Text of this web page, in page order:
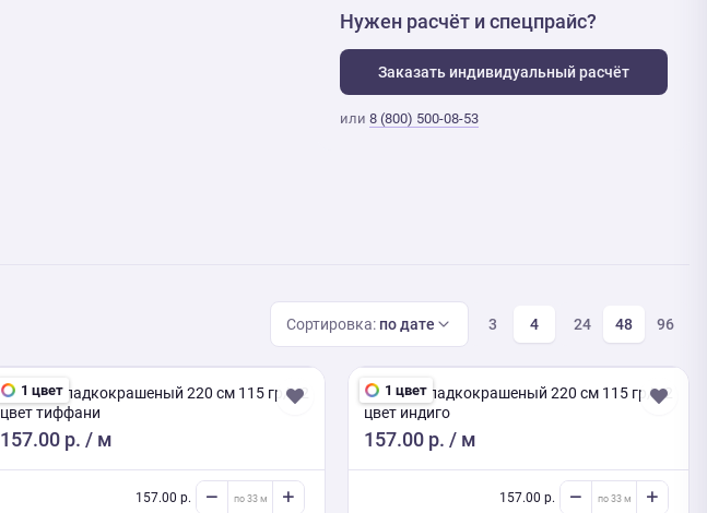
Нужен расчёт и спецпрайс?
Заказать индивидуальный расчёт
или 8 (800) 500-08-53
Сортировка: по дате 3 4 24 48 96
1 цвет
Поплин гладкокрашеный 220 см 115 гр/м2
цвет тиффани
157.00 р. / м
157.00 р.
1 цвет
Поплин гладкокрашеный 220 см 115 гр/м2
цвет индиго
157.00 р. / м
157.00 р.